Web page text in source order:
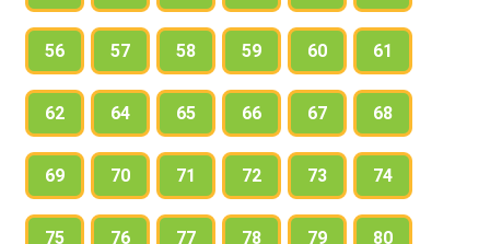
56 57 58 59 60 61
62 64 65 66 67 68
69 70 71 72 73 74
75 76 77 78 79 80